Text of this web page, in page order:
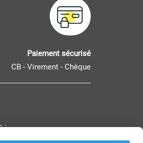
Paiement sécurisé
CB - Virement - Chèque
: